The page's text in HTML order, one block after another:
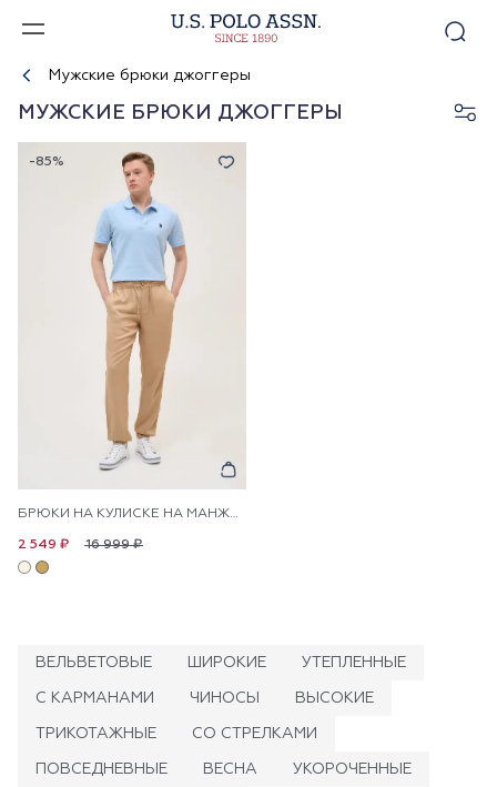
Мужские брюки джоггеры
МУЖСКИЕ БРЮКИ ДЖОГГЕРЫ
-85%
БРЮКИ НА КУЛИСКЕ НА МАНЖЕТАХ
16 999 ₽
2 549 ₽
ВЕЛЬВЕТОВЫЕ ШИРОКИЕ УТЕПЛЕННЫЕ
С КАРМАНАМИ ЧИНОСЫ ВЫСОКИЕ
ТРИКОТАЖНЫЕ СО СТРЕЛКАМИ
ПОВСЕДНЕВНЫЕ ВЕСНА УКОРОЧЕННЫЕ